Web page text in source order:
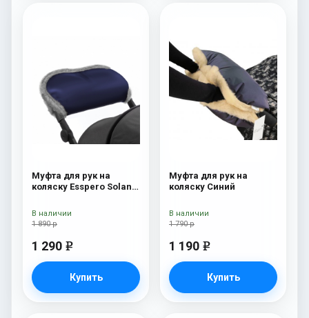
Муфта для рук на
коляску Esspero Solana
Deep Ocean
1 890 р
1 290 e
Купить
В наличии
Муфта для рук на
коляску Синий
1 790 р
1 190 e
Купить
В наличии